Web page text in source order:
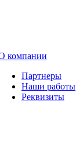
компании
Партнеры
Наши работы
Реквизиты